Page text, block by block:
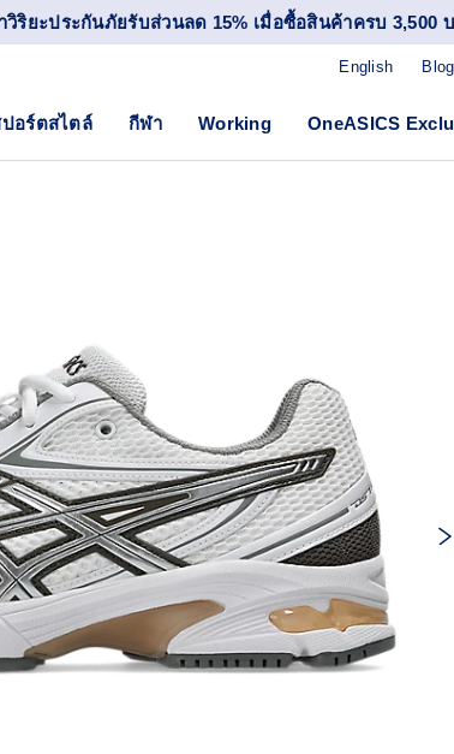
วิริยะประกันภัยรับส่วนลด 15% เมื่อซื้อสินค้าครบ 3,500
Blog
English
อร์ตสไตล์ กีฬา Working OneASICS